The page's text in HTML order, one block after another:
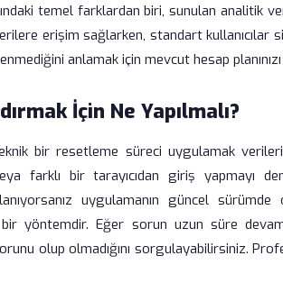
temel farklardan biri, sunulan analitik
erişim sağlarken, standart
anlamak için mevcut hesap
İçin Ne Yapılmalı?
bir resetleme süreci uygulamak
farklı bir tarayıcıdan giriş yapmayı
uygulamanın güncel
yöntemdir. Eğer sorun uzun süre
olup olmadığını sorgulayabilirsiniz.